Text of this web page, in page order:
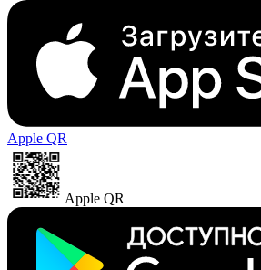
Apple QR
Apple QR